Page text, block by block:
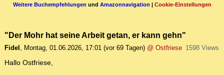
Weitere Buchempfehlungen und Amazonnavigation | Cookie-Einstellungen
"Der Mohr hat seine Arbeit getan, er kann gehn"
Fidel , Montag, 01.06.2026, 17:01 (vor 69 Tagen) @ Ostfriese 1598 Views
Hallo Ostfriese,